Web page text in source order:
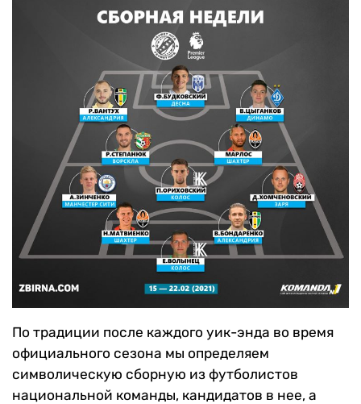
По традиции после каждого уик-энда во время
официального сезона мы определяем
символическую сборную из футболистов
национальной команды, кандидатов в нее, а